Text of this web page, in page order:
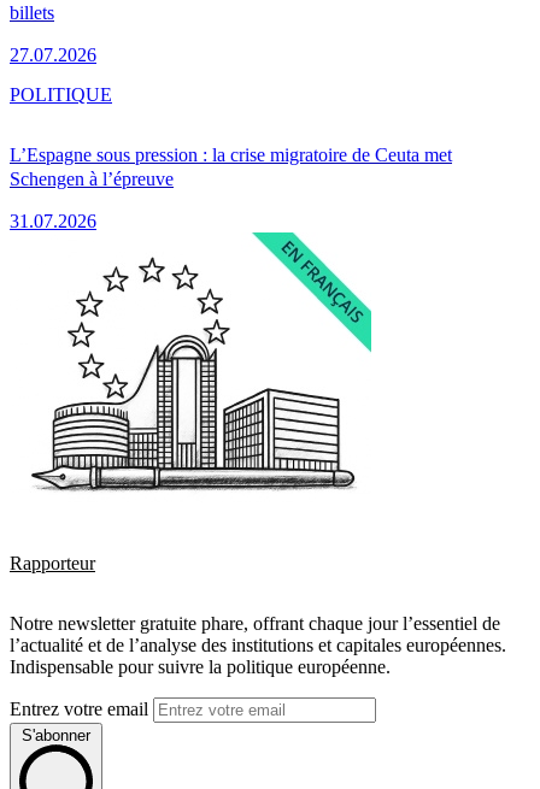
billets
27.07.2026
L’Espagne sous pression : la crise migratoire de Ceuta met
Schengen à l’épreuve
31.07.2026
POLITIQUE
Rapporteur
Notre newsletter gratuite phare, offrant chaque jour l’essentiel de
l’actualité et de l’analyse des institutions et capitales européennes.
Indispensable pour suivre la politique européenne.
Entrez votre email
S'abonner